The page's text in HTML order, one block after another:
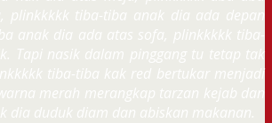
plinkkkkk tiba-tiba anak dia ada depan
anak dia ada atas sofa, plinkkkkk tiba-
Tapi nasik dalam pinggang tu tetap tak
tiba-tiba kak red bertukar menjadi
merah merangkap tarzan kejab dan
dia duduk diam dan abiskan makanan.